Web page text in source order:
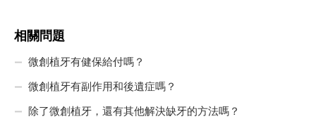
相關問題
微創植牙有健保給付嗎？
微創植牙有副作用和後遺症嗎？
除了微創植牙，還有其他解決缺牙的方法嗎？